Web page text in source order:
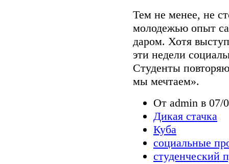
Тем не менее, не
молодежью опыт
даром. Хотя
эти недели
Студенты
мы мечтаем».
От admin в 07/
Дикая стачка
Куба
социальные
студенческий